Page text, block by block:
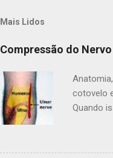
m
e
t
r
i
o
Mais Lidos
Compressão do
cotovelo
Quando
por um
pele.